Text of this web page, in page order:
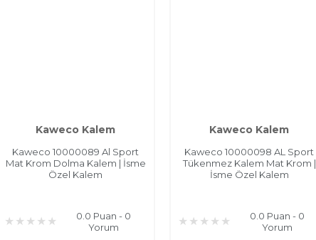
Kaweco Kalem
Kaweco 10000089 Al Sport
Mat Krom Dolma Kalem | İsme
Özel Kalem
0.0 Puan - 0
Yorum
Kaweco Kalem
Kaweco 10000098 AL Sport
Tükenmez Kalem Mat Krom |
İsme Özel Kalem
0.0 Puan - 0
Yorum